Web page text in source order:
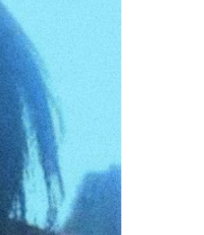
Infantil
Música
Escénicas